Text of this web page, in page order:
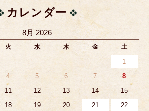
カレンダー
8月 2026
火 水 木 金 土
1
4 5 6 7
8
11 12 13 14
15
18 19 20 21
22